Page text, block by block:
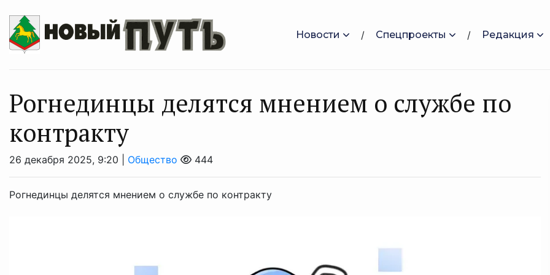
Новости Спецпроекты Редакция
Рогнединцы делятся мнением о службе по
контракту
26 декабря 2025, 9:20 | Общество 444
Рогнединцы делятся мнением о службе по контракту